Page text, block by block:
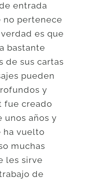
entrada
no pertenece
es que
bastante
de sus cartas
pueden
y
fue creado
unos años y
ha vuelto
muchas
les sirve
de